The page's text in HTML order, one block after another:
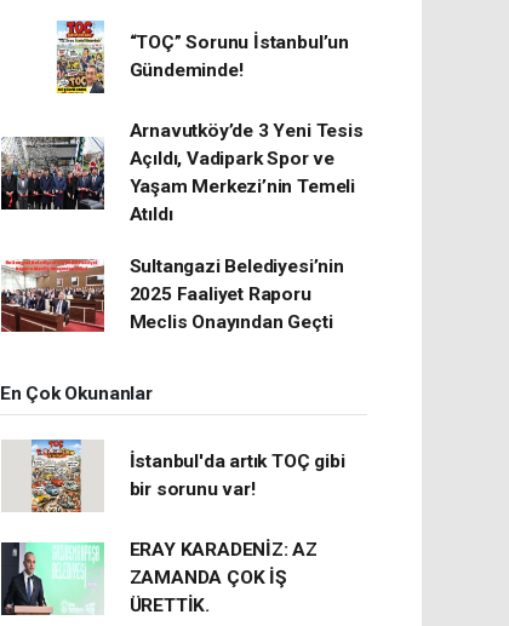
“TOÇ” Sorunu İstanbul’un
Gündeminde!
Arnavutköy’de 3 Yeni Tesis
Açıldı, Vadipark Spor ve
Yaşam Merkezi’nin Temeli
Atıldı
Sultangazi Belediyesi’nin
2025 Faaliyet Raporu
Meclis Onayından Geçti
En Çok Okunanlar
İstanbul'da artık TOÇ gibi
bir sorunu var!
ERAY KARADENİZ: AZ
ZAMANDA ÇOK İŞ
ÜRETTİK.